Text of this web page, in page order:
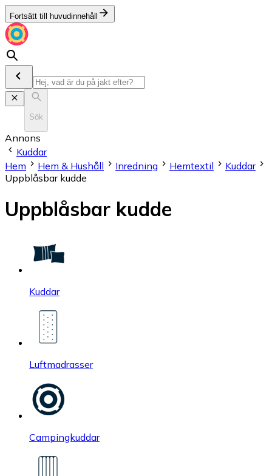
Fortsätt till huvudinnehåll
Sök
Annons
Kuddar
Hem
Hem & Hushåll Inredning Hemtextil
Kuddar
Uppblåsbar kudde
Uppblåsbar kudde
Kuddar
Luftmadrasser
Campingkuddar